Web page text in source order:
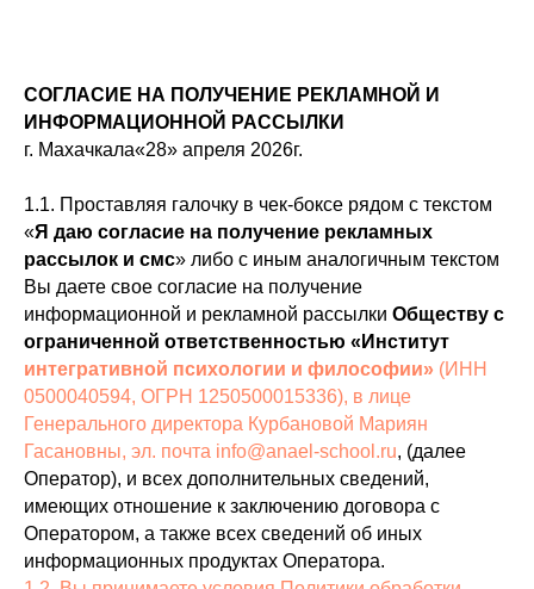
СОГЛАСИЕ НА ПОЛУЧЕНИЕ РЕКЛАМНОЙ И
ИНФОРМАЦИОННОЙ РАССЫЛКИ
г. Махачкала«28» апреля 2026г.
1.1. Проставляя галочку в чек-боксе рядом с текстом
«Я даю согласие на получение рекламных
рассылок и смс» либо с иным аналогичным текстом
Вы даете свое согласие на получение
информационной и рекламной рассылки Обществу с
ограниченной ответственностью «Институт
интегративной психологии и философии» (ИНН
0500040594, ОГРН 1250500015336), в лице
Генерального директора Курбановой Мариян
Гасановны, эл. почта info@anael-school.ru, (далее
Оператор), и всех дополнительных сведений,
имеющих отношение к заключению договора с
Оператором, а также всех сведений об иных
информационных продуктах Оператора.